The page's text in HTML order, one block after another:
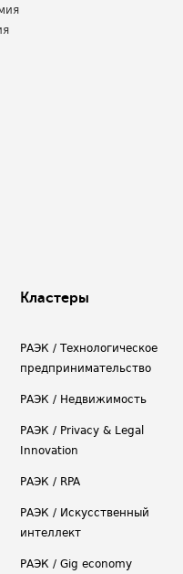
Кластеры
РАЭК / Технологическое
предпринимательство
РАЭК / Недвижимость
РАЭК / Privacy & Legal
Innovation
РАЭК / RPA
РАЭК / Искусственный
интеллект
РАЭК / Gig economy